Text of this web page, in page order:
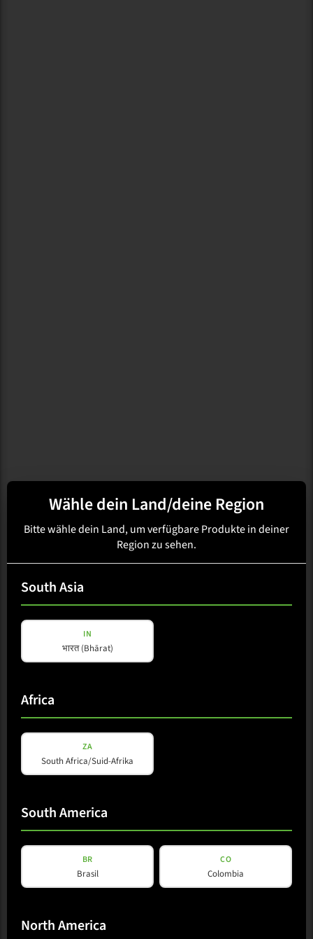
Wähle dein Land/deine Region
Bitte wähle dein Land, um verfügbare Produkte in deiner
Region zu sehen.
South Asia
IN
भारत (Bhārat)
Africa
ZA
South Africa/Suid-Afrika
South America
BR
Brasil
CO
Colombia
North America